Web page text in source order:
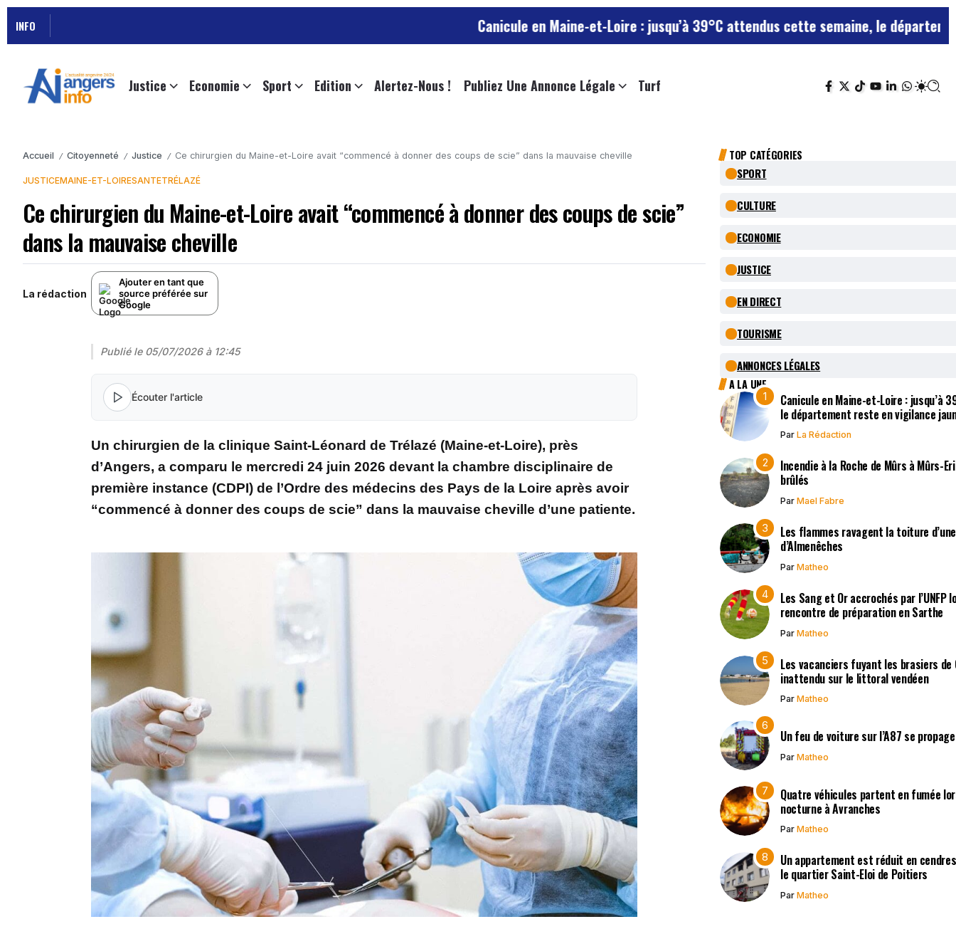
INFO Canicule en Maine-et-Loire : jusqu’à 39°C attendus cette semaine, le département reste
Justice Economie Sport Edition Alertez-Nous ! Publiez Une Annonce Légale Turf
Accueil / Citoyenneté / Justice / Ce chirurgien du Maine-et-Loire avait “commencé à donner des coups de scie” dans la mauvaise cheville
JUSTICEMAINE-ET-LOIRESANTETRÉLAZÉ
Ce chirurgien du Maine-et-Loire avait “commencé à donner des coups de scie”
dans la mauvaise cheville
La rédaction
Ajouter en tant que
source préférée sur
Google
Publié le 05/07/2026 à 12:45
Écouter l'article
Un chirurgien de la clinique Saint-Léonard de Trélazé (Maine-et-Loire), près
d’Angers, a comparu le mercredi 24 juin 2026 devant la chambre disciplinaire de
première instance (CDPI) de l’Ordre des médecins des Pays de la Loire après avoir
“commencé à donner des coups de scie” dans la mauvaise cheville d’une patiente.
TOP CATÉGORIES
SPORT
CULTURE
ECONOMIE
JUSTICE
EN DIRECT
TOURISME
ANNONCES LÉGALES
A LA UNE
Canicule en Maine-et-Loire : jusqu’à
le département reste en vigilance
Par La Rédaction
Incendie à la Roche de Mûrs à Mûrs-
brûlés
Par Mael Fabre
Les flammes ravagent la toiture
d’Almenêches
Par Matheo
Les Sang et Or accrochés par l’UNFP
rencontre de préparation en Sarthe
Par Matheo
Les vacanciers fuyant les brasiers
inattendu sur le littoral vendéen
Par Matheo
Un feu de voiture sur l’A87 se
Par Matheo
Quatre véhicules partent en fumée
nocturne à Avranches
Par Matheo
Un appartement est réduit en
le quartier Saint-Eloi de Poitiers
Par Matheo